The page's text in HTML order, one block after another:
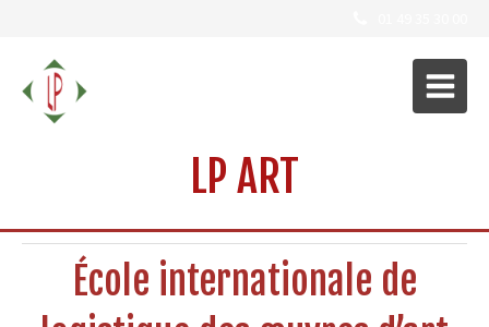
LP ART
École internationale de